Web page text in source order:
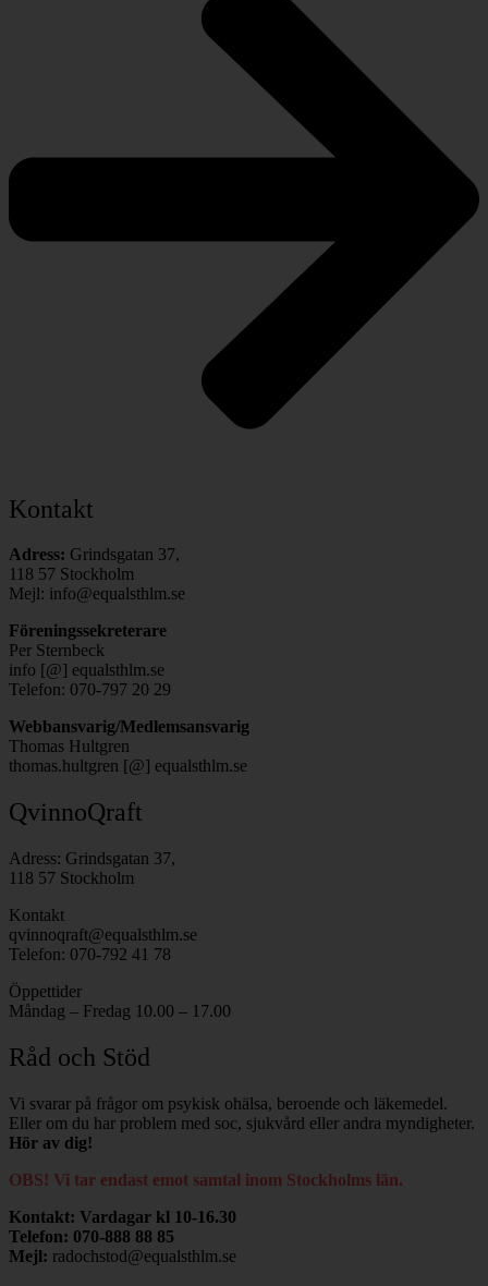
Kontakt
Adress: Grindsgatan 37,
118 57 Stockholm
Mejl: info@equalsthlm.se
Föreningssekreterare
Per Sternbeck
info [@] equalsthlm.se
Telefon: 070-797 20 29
Webbansvarig/Medlemsansvarig
Thomas Hultgren
thomas.hultgren [@] equalsthlm.se
QvinnoQraft
Adress: Grindsgatan 37,
118 57 Stockholm
Kontakt
qvinnoqraft@equalsthlm.se
Telefon: 070-792 41 78
Öppettider
Måndag – Fredag 10.00 – 17.00
Råd och Stöd
Vi svarar på frågor om psykisk ohälsa, beroende och läkemedel.
Eller om du har problem med soc, sjukvård eller andra myndigheter.
Hör av dig!
OBS! Vi tar endast emot samtal inom Stockholms län.
Kontakt: Vardagar kl 10-16.30
Telefon: 070-888 88 85
Mejl: radochstod@equalsthlm.se